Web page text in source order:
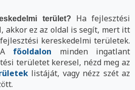
terület?
Ha fejlesztési
akkor ez az oldal is segít, mert itt
kereskedelmi területek.
főoldalon minden ingatlant
területet keresel, nézd meg az
listáját, vagy nézz szét az